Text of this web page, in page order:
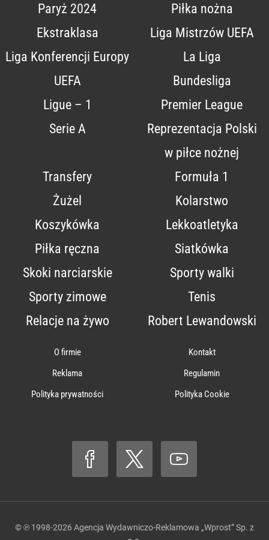
Paryż 2024
Piłka nożna
Ekstraklasa
Liga Mistrzów UEFA
Liga Konferencji Europy
UEFA
La Liga
Bundesliga
Ligue – 1
Premier League
Serie A
Reprezentacja Polski
w piłce nożnej
Transfery
Formuła 1
Żużel
Kolarstwo
Koszykówka
Lekkoatletyka
Piłka ręczna
Siatkówka
Skoki narciarskie
Sporty walki
Sporty zimowe
Tenis
Relacje na żywo
Robert Lewandowski
O firmie
Kontakt
Reklama
Regulamin
Polityka prywatności
Polityka Cookie
© ℗ 1998-2026 Agencja Wydawniczo-Reklamowa „Wprost” Sp. z